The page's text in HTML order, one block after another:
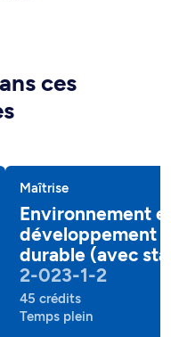
ces
Maîtrise
Environnement
développement
durable (avec
2-023-1-2
45 crédits
Temps plein